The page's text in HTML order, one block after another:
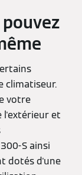
climatiseur.
votre
l'extérieur et
S ainsi
dotés d'une